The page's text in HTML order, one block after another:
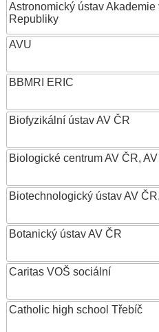
Astronomický ústav Akademie
Republiky
AVU
BBMRI ERIC
Biofyzikální ústav AV ČR
Biologické centrum AV ČR,
Biotechnologický ústav AV
Botanický ústav AV ČR
Caritas VOŠ sociální
Catholic high school Třebíč